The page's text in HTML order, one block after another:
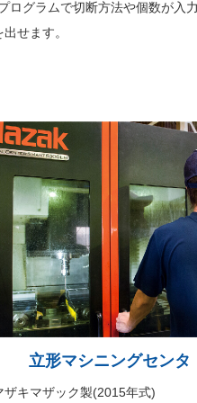
ログラムで切断方法や個数が入
せます。
立形マシニングセン
ザキマザック製(2015年式)